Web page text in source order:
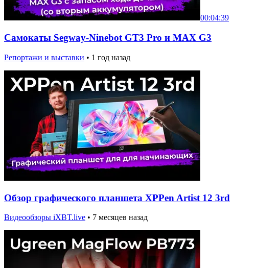
00:04:39
Самокаты Segway-Ninebot GT3 Pro и MAX G3
Репортажи и выставки • 1 год назад
Обзор графического планшета XPPen Artist 12 3rd
Видеообзоры iXBT.live • 7 месяцев назад